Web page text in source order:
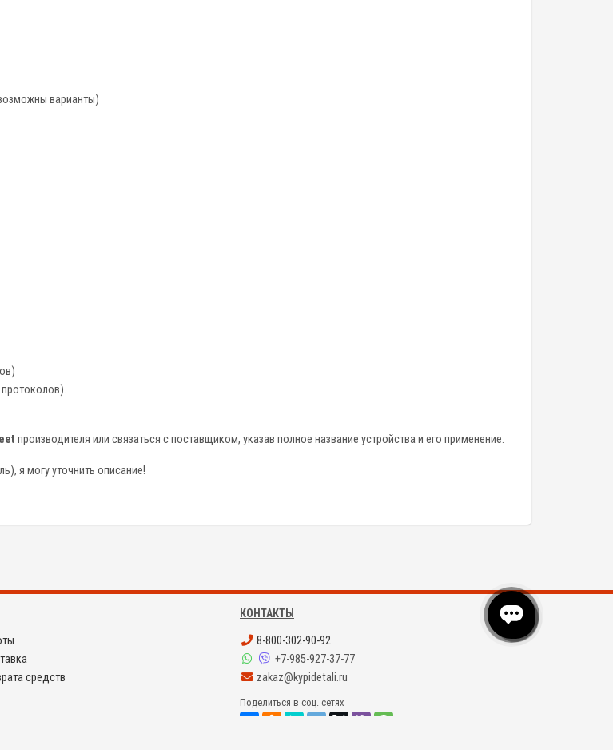
варианты)
производителя или связаться с поставщиком, указав полное название устройства и его применение.
я могу уточнить описание!
средств
КОНТАКТЫ
8-800-302-90-92
+7-985-927-37-77
zakaz@kypidetali.ru
Поделиться в соц. сетях